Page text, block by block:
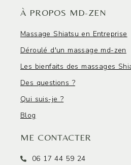
À PROPOS MD-ZEN
Massage Shiatsu en Entreprise
Déroulé d'un massage md-zen
Les bienfaits des massages
Des questions ?
Qui suis-je ?
Blog
ME CONTACTER
06 17 44 59 24